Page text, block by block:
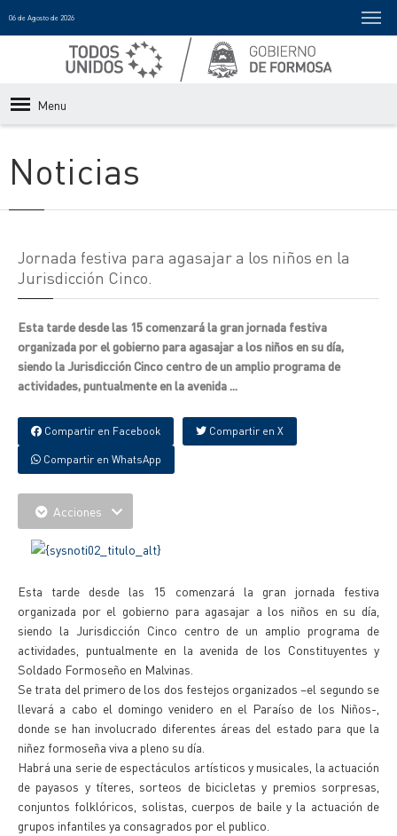
06 de Agosto de 2026
Menu
Noticias
Jornada festiva para agasajar a los niños en la
Jurisdicción Cinco.
Esta tarde desde las 15 comenzará la gran jornada festiva
organizada por el gobierno para agasajar a los niños en su día,
siendo la Jurisdicción Cinco centro de un amplio programa de
actividades, puntualmente en la avenida ...
Compartir en Facebook Compartir en X
Compartir en WhatsApp
Acciones
Esta tarde desde las 15 comenzará la gran jornada festiva
organizada por el gobierno para agasajar a los niños en su día,
siendo la Jurisdicción Cinco centro de un amplio programa de
actividades, puntualmente en la avenida de los Constituyentes y
Soldado Formoseño en Malvinas.
Se trata del primero de los dos festejos organizados –el segundo se
llevará a cabo el domingo venidero en el Paraíso de los Niños-,
donde se han involucrado diferentes áreas del estado para que la
niñez formoseña viva a pleno su día.
Habrá una serie de espectáculos artísticos y musicales, la actuación
de payasos y títeres, sorteos de bicicletas y premios sorpresas,
conjuntos folklóricos, solistas, cuerpos de baile y la actuación de
grupos infantiles ya consagrados por el publico.